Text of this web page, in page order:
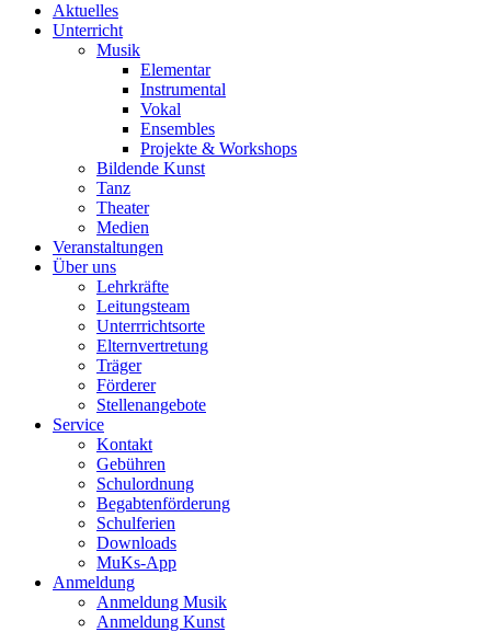
Aktuelles
Unterricht
Musik
Elementar
Instrumental
Vokal
Ensembles
Projekte & Workshops
Bildende Kunst
Tanz
Theater
Medien
Veranstaltungen
Über uns
Lehrkräfte
Leitungsteam
Unterrrichtsorte
Elternvertretung
Träger
Förderer
Stellenangebote
Service
Kontakt
Gebühren
Schulordnung
Begabtenförderung
Schulferien
Downloads
MuKs-App
Anmeldung
Anmeldung Musik
Anmeldung Kunst